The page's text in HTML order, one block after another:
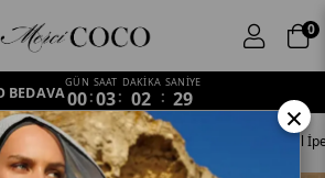
0
BEDAVA
GÜN
00:
SAAT
03:
DAKİKA
02 :
SANİYE
28
Silk Nomads Altın Yolu Silk Nomads Vual
×